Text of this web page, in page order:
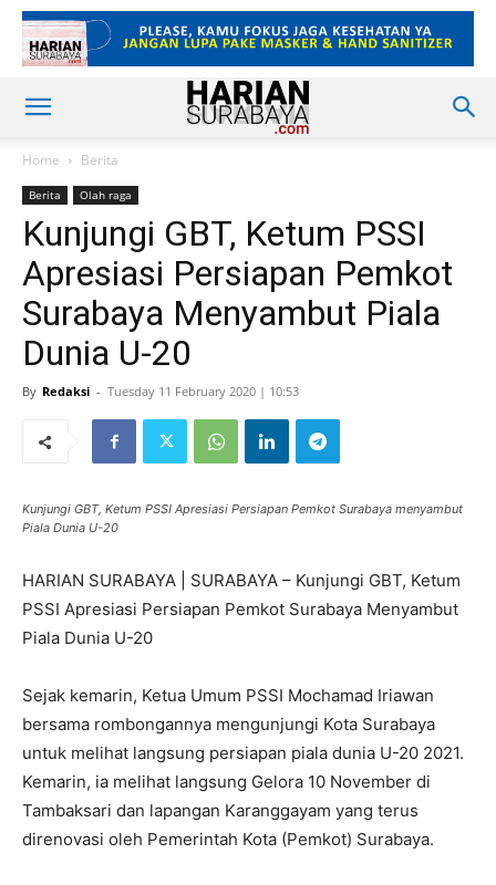
Home Berita
Berita Olah raga
Kunjungi GBT, Ketum PSSI
Apresiasi Persiapan Pemkot
Surabaya Menyambut Piala
Dunia U-20
By Redaksi - Tuesday 11 February 2020 | 10:53
Kunjungi GBT, Ketum PSSI Apresiasi Persiapan Pemkot Surabaya menyambut
Piala Dunia U-20
HARIAN SURABAYA | SURABAYA – Kunjungi GBT, Ketum
PSSI Apresiasi Persiapan Pemkot Surabaya Menyambut
Piala Dunia U-20
Sejak kemarin, Ketua Umum PSSI Mochamad Iriawan
bersama rombongannya mengunjungi Kota Surabaya
untuk melihat langsung persiapan piala dunia U-20 2021.
Kemarin, ia melihat langsung Gelora 10 November di
Tambaksari dan lapangan Karanggayam yang terus
direnovasi oleh Pemerintah Kota (Pemkot) Surabaya.